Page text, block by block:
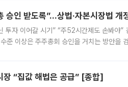
승인 받도록”…상법·자본시장법 개
투자 이어갈 시기” “주52시간제도 손봐야”
준 이상은 주주총회 승인을 거치는 방안을
“집값 해법은 공급” [종합]